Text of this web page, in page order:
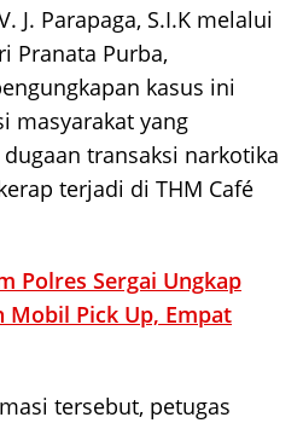
J. Parapaga, S.I.K melalui
Pranata Purba,
kasus ini
masyarakat yang
transaksi narkotika
terjadi di THM Café
Polres Sergai Ungkap
Pick Up, Empat
tersebut, petugas